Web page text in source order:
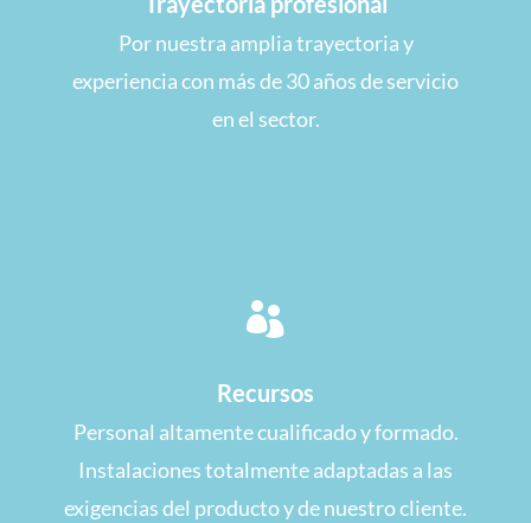
Por nuestra amplia trayectoria y
experiencia con más de 30 años de servicio
en el sector.

Recursos
Personal altamente cualificado y formado.
Instalaciones totalmente adaptadas a las
exigencias del producto y de nuestro cliente.